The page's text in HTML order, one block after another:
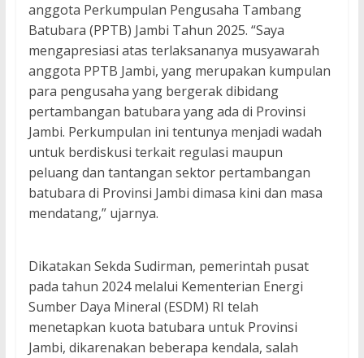
anggota Perkumpulan Pengusaha Tambang
Batubara (PPTB) Jambi Tahun 2025. “Saya
mengapresiasi atas terlaksananya musyawarah
anggota PPTB Jambi, yang merupakan kumpulan
para pengusaha yang bergerak dibidang
pertambangan batubara yang ada di Provinsi
Jambi. Perkumpulan ini tentunya menjadi wadah
untuk berdiskusi terkait regulasi maupun
peluang dan tantangan sektor pertambangan
batubara di Provinsi Jambi dimasa kini dan masa
mendatang,” ujarnya.
Dikatakan Sekda Sudirman, pemerintah pusat
pada tahun 2024 melalui Kementerian Energi
Sumber Daya Mineral (ESDM) RI telah
menetapkan kuota batubara untuk Provinsi
Jambi, dikarenakan beberapa kendala, salah